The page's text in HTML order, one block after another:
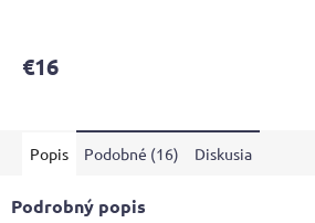
€16
Popis Podobné (16) Diskusia
Podrobný popis